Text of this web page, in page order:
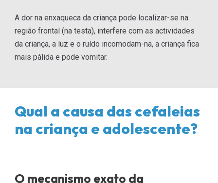
A dor na enxaqueca da criança pode localizar-se na
região frontal (na testa), interfere com as actividades
da criança, a luz e o ruí­do incomodam-na, a criança fica
mais pálida e pode vomitar.
Qual a causa das cefaleias
na criança e adolescente?
O mecanismo exato da